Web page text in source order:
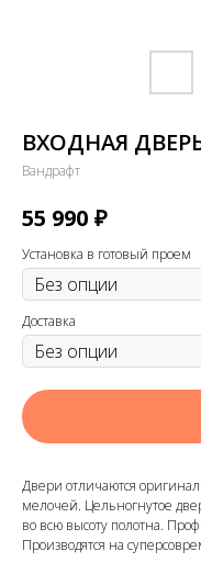
ВХОДНАЯ
Вандрафт
55 990 ₽
Установка в готовый проем
Доставка
Двери отличаются
мелочей. Цельногнутое
во всю высоту полотна.
Производятся на